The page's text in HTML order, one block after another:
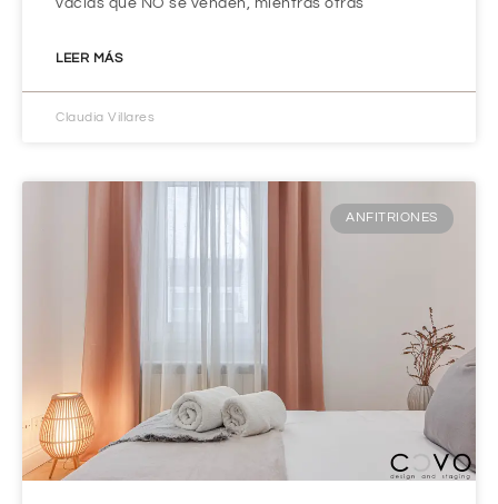
vacías que NO se venden, mientras otras
LEER MÁS
Claudia Villares
ANFITRIONES